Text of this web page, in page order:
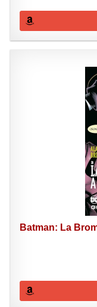
Batman: La